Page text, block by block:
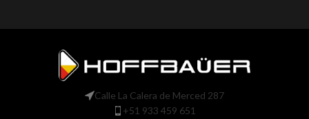
Calle La Calera de Merced 287
+51 933 459 651